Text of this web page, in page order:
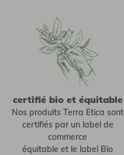
certifié bio et équitable
Nos produits Terra Etica sont
certifiés par un label de
commerce
équitable et le label Bio